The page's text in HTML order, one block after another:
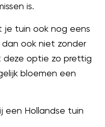
is.
je tuin ook nog eens
dan ook niet zonder
deze optie zo prettig
bloemen een
een Hollandse tuin